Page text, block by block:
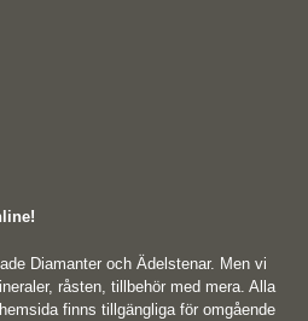
Diamanter och Ädelstenar. Men vi
råsten, tillbehör med mera. Alla
finns tillgängliga för omgående